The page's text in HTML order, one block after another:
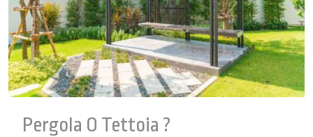
Pergola O Tettoia ?